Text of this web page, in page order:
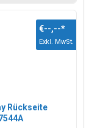
Rückseite
€--,--*
Exkl. MwSt.